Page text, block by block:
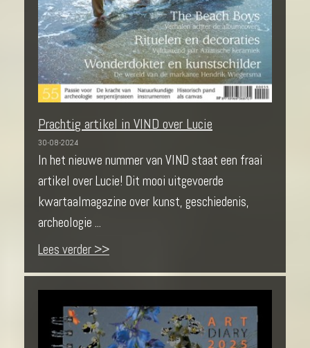
Prachtig artikel in VIND over Lucie
30-08-2024
In het nieuwe nummer van VIND staat een fraai
artikel over Lucie! Dit mooi uitgevoerde
kwartaalmagazine over kunst, geschiedenis,
archeologie ...
Lees verder >>